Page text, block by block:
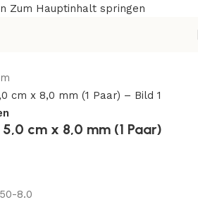
Zum Hauptinhalt springen
cm x 8,0 mm (1 Paar)
8.0